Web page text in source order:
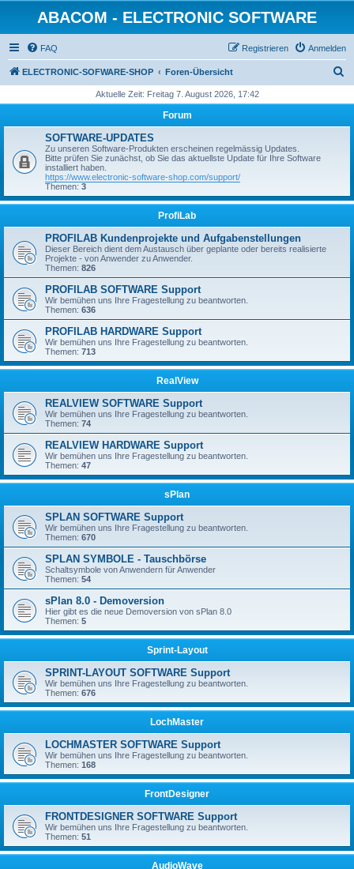
ABACOM - ELECTRONIC SOFTWARE
FAQ Anmelden
Registrieren
ELECTRONIC-SOFWARE-SHOP Foren-Übersicht
h
Aktuelle Zeit: Freitag 7. August 2026, 17:42
Forum
SOFTWARE-UPDATES
Zu unseren Software-Produkten erscheinen regelmässig Updates.
Bitte prüfen Sie zunächst, ob Sie das aktuellste Update für Ihre Software
installiert haben.
https://www.electronic-software-shop.com/support/
Themen: 3
ProfiLab
PROFILAB Kundenprojekte und Aufgabenstellungen
Dieser Bereich dient dem Austausch über geplante oder bereits realisierte
Projekte - von Anwender zu Anwender.
Themen: 826
PROFILAB SOFTWARE Support
Wir bemühen uns Ihre Fragestellung zu beantworten.
Themen: 636
PROFILAB HARDWARE Support
Wir bemühen uns Ihre Fragestellung zu beantworten.
Themen: 713
RealView
REALVIEW SOFTWARE Support
Wir bemühen uns Ihre Fragestellung zu beantworten.
Themen: 74
REALVIEW HARDWARE Support
Wir bemühen uns Ihre Fragestellung zu beantworten.
Themen: 47
sPlan
SPLAN SOFTWARE Support
Wir bemühen uns Ihre Fragestellung zu beantworten.
Themen: 670
SPLAN SYMBOLE - Tauschbörse
Schaltsymbole von Anwendern für Anwender
Themen: 54
sPlan 8.0 - Demoversion
Hier gibt es die neue Demoversion von sPlan 8.0
Themen: 5
Sprint-Layout
SPRINT-LAYOUT SOFTWARE Support
Wir bemühen uns Ihre Fragestellung zu beantworten.
Themen: 676
LochMaster
LOCHMASTER SOFTWARE Support
Wir bemühen uns Ihre Fragestellung zu beantworten.
Themen: 168
FrontDesigner
FRONTDESIGNER SOFTWARE Support
Wir bemühen uns Ihre Fragestellung zu beantworten.
Themen: 51
AudioWave